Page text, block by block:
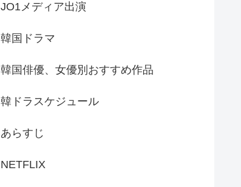
JO1メディア出演
韓国ドラマ
韓国俳優、女優別おすすめ作品
韓ドラスケジュール
あらすじ
NETFLIX